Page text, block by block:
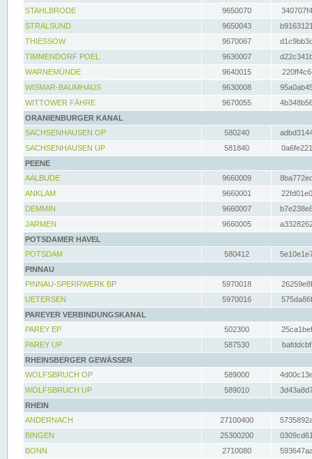
STAHLBRODE
9650070
STRALSUND
9650043
THIESSOW
9670067
TIMMENDORF POEL
9630007
WARNEMÜNDE
9640015
WISMAR-BAUMHAUS
9630008
WITTOWER FÄHRE
9670055
ORANIENBURGER KANAL
SACHSENHAUSEN OP
580240
SACHSENHAUSEN UP
581840
PEENE
AALBUDE
9660009
ANKLAM
9660001
DEMMIN
9660007
JARMEN
9660005
POTSDAMER HAVEL
POTSDAM
580412
PINNAU
PINNAU-SPERRWERK BP
5970018
UETERSEN
5970016
PAREYER VERBINDUNGSKANAL
PAREY EP
502300
PAREY UP
587530
RHEINSBERGER GEWÄSSER
WOLFSBRUCH OP
589000
WOLFSBRUCH UP
589010
RHEIN
ANDERNACH
27100400
BINGEN
25300200
BONN
2710080